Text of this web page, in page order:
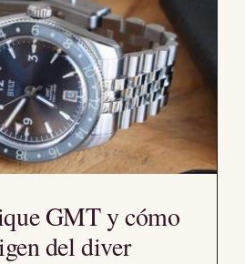
GMT y cómo
del diver